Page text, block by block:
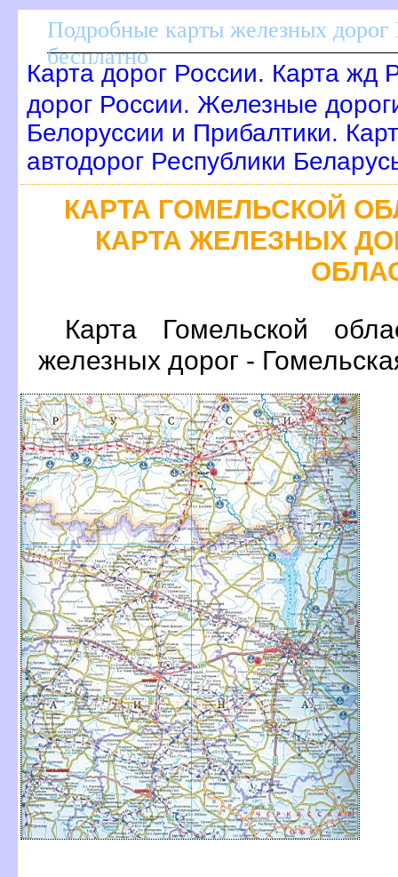
Подробные карты железных дорог
есплатно
Карта дорог России. Карта жд
дорог России. Железные
Белоруссии и Прибалтики.
автодорог Республики
КАРТА ГОМЕЛЬСКОЙ
КАРТА ЖЕЛЕЗНЫХ
Карта Гомельской
железных дорог -